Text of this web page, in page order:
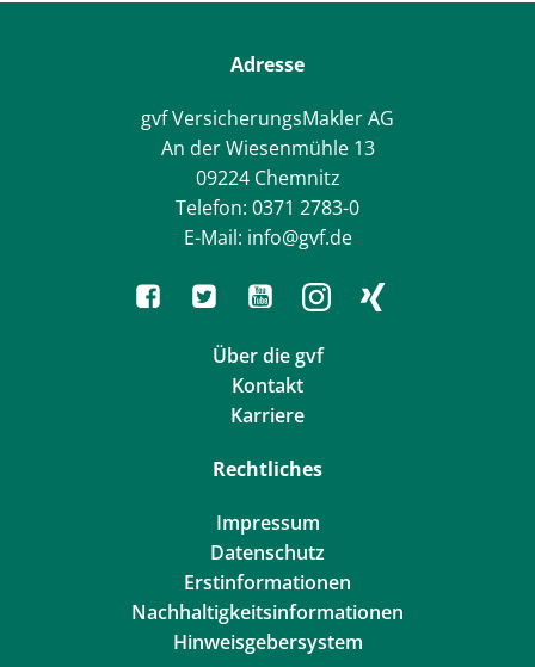
Adresse
gvf VersicherungsMakler AG
An der Wiesenmühle 13
09224 Chemnitz
Telefon: 0371 2783-0
E-Mail: info@gvf.de
Über die gvf
Kontakt
Karriere
Rechtliches
Impressum
Datenschutz
Erstinformationen
Nachhaltigkeitsinformationen
Hinweisgebersystem